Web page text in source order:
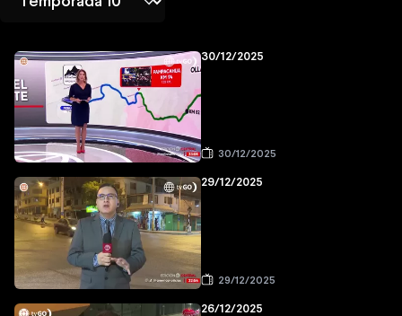
30/12/2025
30/12/2025
29/12/2025
29/12/2025
26/12/2025